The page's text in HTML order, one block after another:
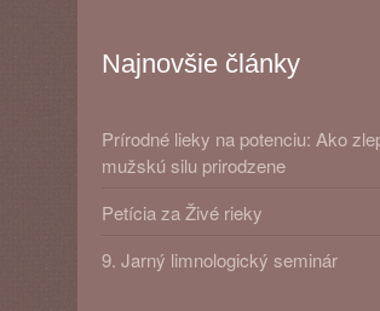
Najnovšie články
Prírodné lieky na potenciu: Ako
mužskú silu prirodzene
Petícia za Živé rieky
9. Jarný limnologický seminár